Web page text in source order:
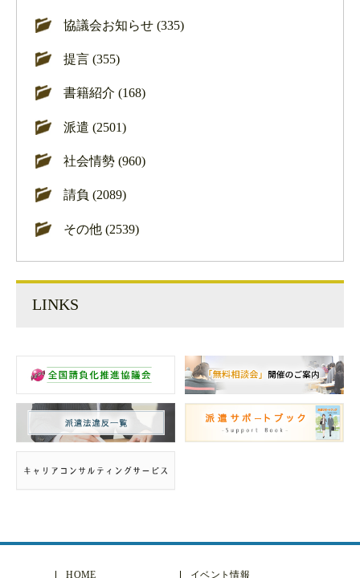
協議会お知らせ (335)
提言 (355)
書籍紹介 (168)
派遣 (2501)
社会情勢 (960)
請負 (2089)
その他 (2539)
LINKS
HOME イベント情報